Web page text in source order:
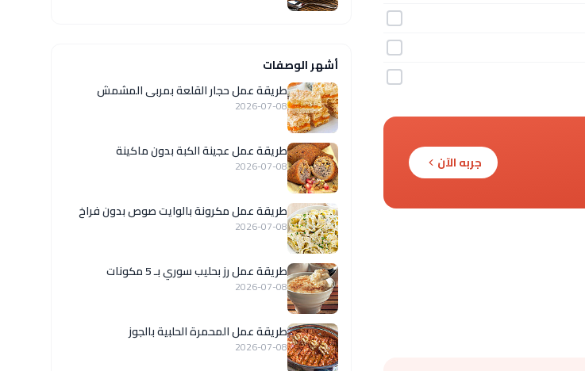
جربه الآن
أشهر الوصفات
طريقة عمل حجار القلعة بمربى المشمش
2026-07-08
طريقة عمل عجينة الكبة بدون ماكينة
2026-07-08
طريقة عمل مكرونة بالوايت صوص بدون فراخ
2026-07-08
طريقة عمل رز بحليب سوري بـ 5 مكونات
2026-07-08
طريقة عمل المحمرة الحلبية بالجوز
2026-07-08